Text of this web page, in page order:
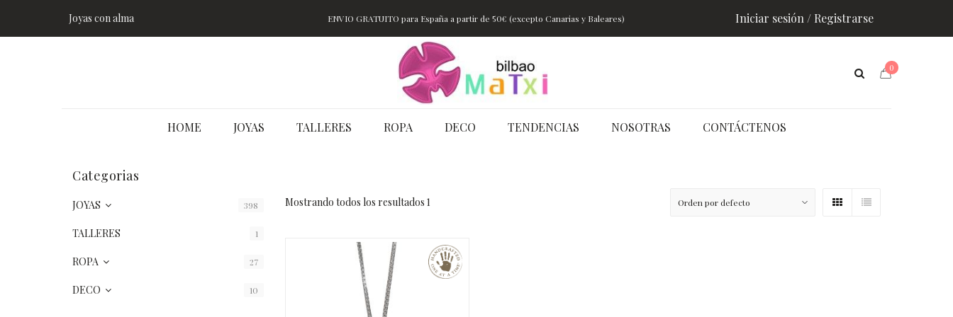
Joyas con alma ENVIO GRATUITO para España a partir de 50€ (excepto Canarias y Baleares) Iniciar sesión / Registrarse
0
HOME JOYAS TALLERES ROPA DECO TENDENCIAS NOSOTRAS CONTÁCTENOS
Mostrando todos los resultados 1
Categorias
JOYAS 398
TALLERES 1
ROPA 27
DECO 10